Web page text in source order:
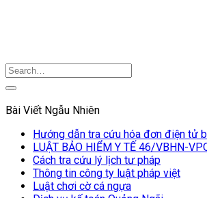
Bài Viết Ngẫu Nhiên
Hướng dẫn tra cứu hóa đơn điện tử
LUẬT BẢO HIỂM Y TẾ 46/VBHN-
Cách tra cứu lý lịch tư pháp
Thông tin công ty luật pháp việt
Luật chơi cờ cá ngựa